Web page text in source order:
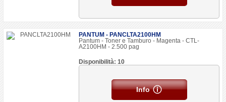
PANTUM - PANCLTA2100HM
Pantum - Toner e Tamburo - Magenta - CTL-
A2100HM - 2.500 pag
Disponibilità: 10
Info